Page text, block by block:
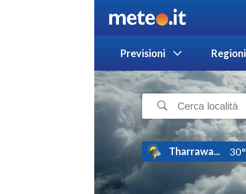
Previsioni Regioni
Tharrawa... 30°